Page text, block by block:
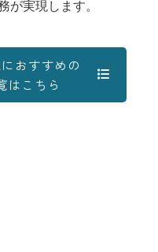
が実現します。
おすすめの
はこちら